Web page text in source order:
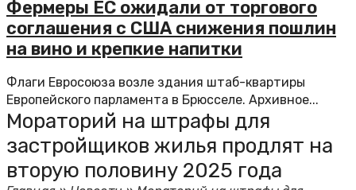
Фермеры ЕС ожидали от торгового
соглашения с США снижения пошлин
на вино и крепкие напитки
Флаги Евросоюза возле здания штаб-квартиры
Европейского парламента в Брюсселе. Архивное...
Мораторий на штрафы для
застройщиков жилья продлят на
вторую половину 2025 года